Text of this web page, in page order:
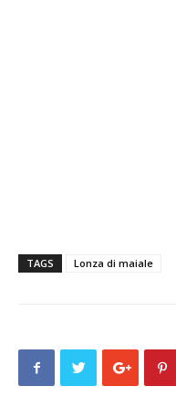
TAGS Lonza di maiale